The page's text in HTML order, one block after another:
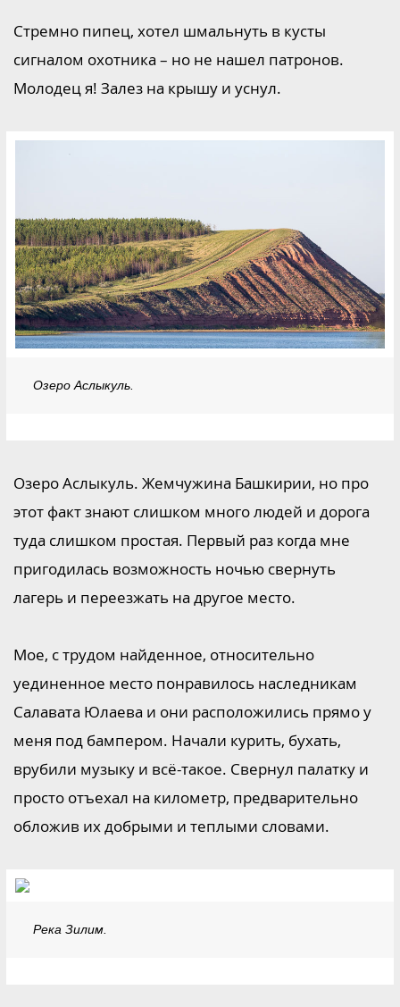
Стремно пипец, хотел шмальнуть в кусты
сигналом охотника – но не нашел патронов.
Молодец я! Залез на крышу и уснул.
Озеро Аслыкуль.
Озеро Аслыкуль. Жемчужина Башкирии, но про
этот факт знают слишком много людей и дорога
туда слишком простая. Первый раз когда мне
пригодилась возможность ночью свернуть
лагерь и переезжать на другое место.
Мое, с трудом найденное, относительно
уединенное место понравилось наследникам
Салавата Юлаева и они расположились прямо у
меня под бампером. Начали курить, бухать,
врубили музыку и всё-такое. Свернул палатку и
просто отъехал на километр, предварительно
обложив их добрыми и теплыми словами.
Река Зилим.